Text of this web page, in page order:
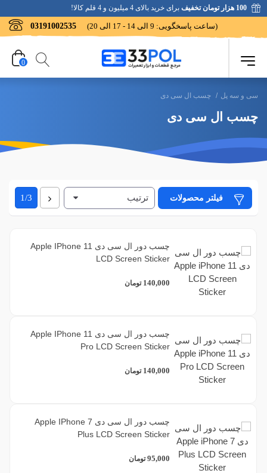
100 هزار تومان تخفیف برای خرید بالای 4 میلیون و 4 قلم کالا!
03191002535 (ساعت پاسخگویی: 9 الی 14 - 17 الی 20)
0
سی و سه پل / چسب ال سی دی
چسب ال سی دی
فیلتر محصولات ترتیب 1/3بعدی
چسب دور ال سی دی Apple IPhone 11
LCD Screen Sticker
140,000 تومان
چسب دور ال سی دی Apple IPhone 11
Pro LCD Screen Sticker
140,000 تومان
چسب دور ال سی دی Apple IPhone 7
Plus LCD Screen Sticker
95,000 تومان